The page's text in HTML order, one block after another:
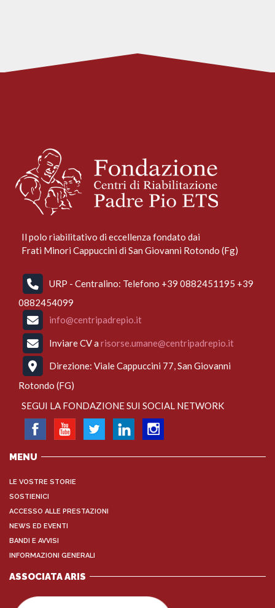
Il polo riabilitativo di eccellenza fondato dai
Frati Minori Cappuccini di San Giovanni Rotondo (Fg)
URP - Centralino: Telefono +39 0882451195 +39
0882454099
info@centripadrepio.it
Inviare CV a risorse.umane@centripadrepio.it
Direzione: Viale Cappuccini 77, San Giovanni
Rotondo (FG)
SEGUI LA FONDAZIONE SUI SOCIAL NETWORK
MENU
LE VOSTRE STORIE
SOSTIENICI
ACCESSO ALLE PRESTAZIONI
NEWS ED EVENTI
BANDI E AVVISI
INFORMAZIONI GENERALI
ASSOCIATA ARIS